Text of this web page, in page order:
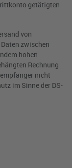
getätigten
von
zwischen
hohen
Rechnung
nicht
im Sinne der DS-